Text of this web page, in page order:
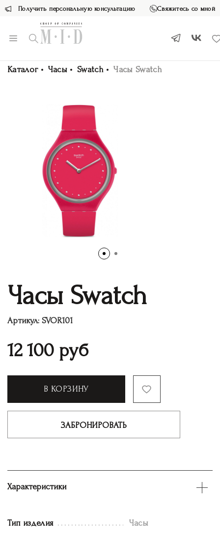
Получить персональную консультацию Свяжитесь со мной
Каталог Часы Swatch Часы Swatch
Часы Swatch
Артикул: SVOR101
12 100 руб
В КОРЗИНУ
ЗАБРОНИРОВАТЬ
Характеристики
Тип изделия Часы